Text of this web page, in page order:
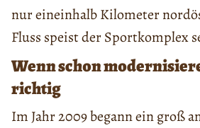
nur eineinhalb Kilometer
Fluss speist der Sportkomplex
Wenn schon
richtig
Im Jahr 2009 begann ein groß